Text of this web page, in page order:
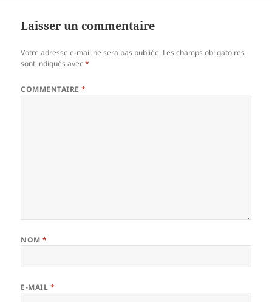
Laisser un commentaire
Votre adresse e-mail ne sera pas publiée. Les champs obligatoires
sont indiqués avec*
COMMENTAIRE*
NOM*
E-MAIL *